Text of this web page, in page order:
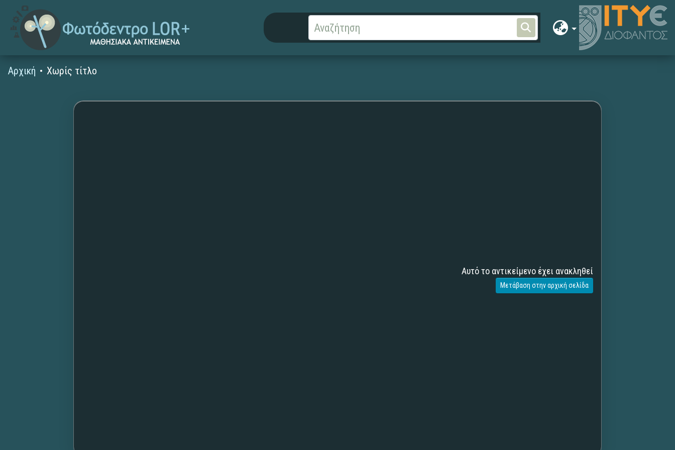
Αρχική Χωρίς τίτλο
Αυτό το αντικείμενο έχει ανακληθεί
Μετάβαση στην αρχική σελίδα